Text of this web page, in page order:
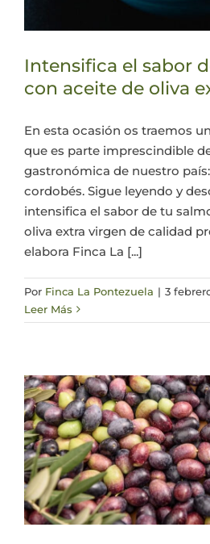
Intensifica el sabor
con aceite de oliva
En esta ocasión os traemos
que es parte imprescindible
gastronómica de nuestro
cordobés. Sigue leyendo y
intensifica el sabor de tu
oliva extra virgen de calidad
elabora Finca La [...]
Por Finca La Pontezuela | 3
Leer Más